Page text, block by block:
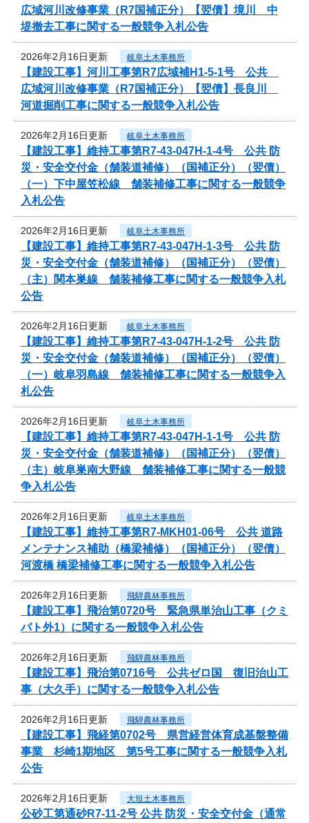
広域河川改修事業（R7国補正分）【翌債】境川 中
堤撤去工事に関する一般競争入札公告
2026年2月16日更新 岐阜土木事務所
【建設工事】河川工事第R7広域補H1-5-1号 公共
広域河川改修事業（R7国補正分）【翌債】長良川
河道掘削工事に関する一般競争入札公告
2026年2月16日更新 岐阜土木事務所
【建設工事】維持工事第R7-43-047H-1-4号 公共 防
災・安全交付金（舗装道補修）（国補正分）（翌債）
（一）下中屋笠松線 舗装補修工事に関する一般競争
入札公告
2026年2月16日更新 岐阜土木事務所
【建設工事】維持工事第R7-43-047H-1-3号 公共 防
災・安全交付金（舗装道補修）（国補正分）（翌債）
（主）関本巣線 舗装補修工事に関する一般競争入札
公告
2026年2月16日更新 岐阜土木事務所
【建設工事】維持工事第R7-43-047H-1-2号 公共 防
災・安全交付金（舗装道補修）（国補正分）（翌債）
（一）岐阜羽島線 舗装補修工事に関する一般競争入
札公告
2026年2月16日更新 岐阜土木事務所
【建設工事】維持工事第R7-43-047H-1-1号 公共 防
災・安全交付金（舗装道補修）（国補正分）（翌債）
（主）岐阜巣南大野線 舗装補修工事に関する一般競
争入札公告
2026年2月16日更新 岐阜土木事務所
【建設工事】維持工事第R7-MKH01-06号 公共 道路
メンテナンス補助（橋梁補修）（国補正分）（翌債）
河渡橋 橋梁補修工事に関する一般競争入札公告
2026年2月16日更新 飛騨農林事務所
【建設工事】飛治第0720号 緊急県単治山工事（クミ
バト外1）に関する一般競争入札公告
2026年2月16日更新 飛騨農林事務所
【建設工事】飛治第0716号 公共ゼロ国 復旧治山工
事（大久手）に関する一般競争入札公告
2026年2月16日更新 飛騨農林事務所
【建設工事】飛経第0702号 県営経営体育成基盤整備
事業 杉崎1期地区 第5号工事に関する一般競争入札
公告
2026年2月16日更新 大垣土木事務所
公砂工第通砂R7-11-2号 公共 防災・安全交付金（通常